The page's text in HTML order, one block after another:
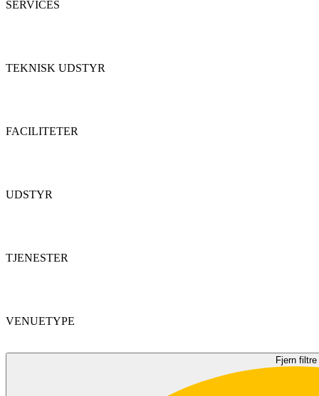
SERVICES
TEKNISK UDSTYR
FACILITETER
UDSTYR
TJENESTER
VENUETYPE
Fjern filtre